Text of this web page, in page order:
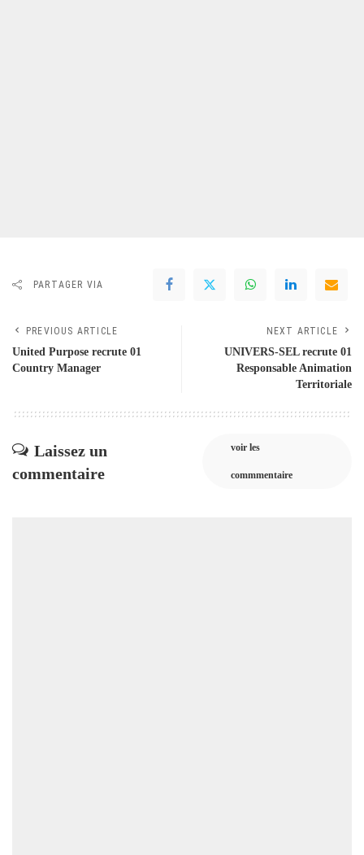
PARTAGER VIA
PREVIOUS ARTICLE
United Purpose recrute 01
Country Manager
NEXT ARTICLE
UNIVERS-SEL recrute 01
Responsable Animation
Territoriale
Laissez un
commentaire
voir les
commmentaire